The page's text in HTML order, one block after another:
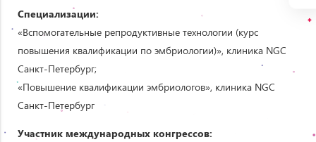
Специализации:
«Вспомогательные репродуктивные технологии (курс
повышения квалификации по эмбриологии)», клиника NGC
Санкт-Петербург;
«Повышение квалификации эмбриологов», клиника NGC
Санкт-Петербург
Участник международных конгрессов: